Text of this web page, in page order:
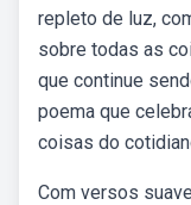
repleto de luz,
sobre todas as
que continue
poema que
coisas do
Com versos